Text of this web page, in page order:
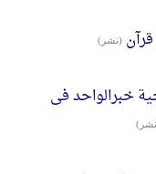
(نشر)
خبرالواحد فی